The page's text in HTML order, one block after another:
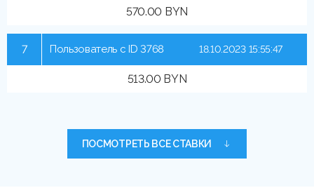
570.00 BYN
7 Пользователь с ID 3768
513.00 BYN
18.10.2023 15:55:47
ПОСМОТРЕТЬ ВСЕ СТАВКИ